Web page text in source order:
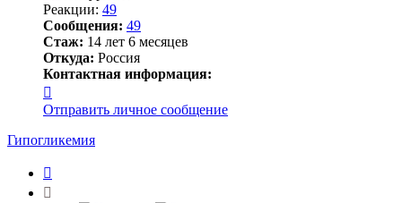
Реакции: 49
Сообщения: 49
Стаж: 14 лет 6 месяцев
Откуда: Россия
Контактная информация:
информация
пользователя
Людмилка
Отправить личное сообщение
Гипогликемия